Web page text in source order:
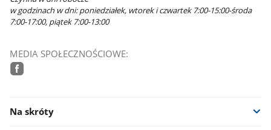
w godzinach w dni: poniedziałek, wtorek i czwartek 7:00-15:00-środa
7:00-17:00, piątek 7:00-13:00
MEDIA SPOŁECZNOŚCIOWE:
Na skróty